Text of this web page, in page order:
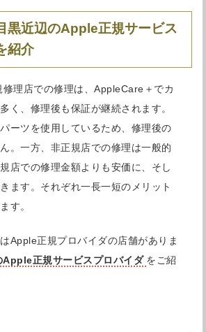
黒近辺のApple正規サービス
紹介
理店での修理は、AppleCare＋でカ
く、修理後も保証が継続されます。
ーツを使用しているため、修理後の
。一方、非正規店での修理は一般的
店での修理金額よりも安価に、そし
ます。それぞれ一長一短のメリット
す。
Apple正規プロバイダの店舗がありま
Apple正規サービスプロバイダ をご紹